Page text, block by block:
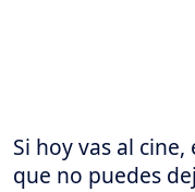
Si hoy vas al
que no puedes